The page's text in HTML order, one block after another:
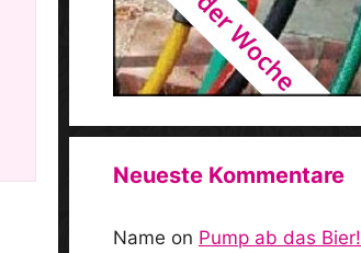
Neueste Kommentare
Name on Pump ab das Bier!